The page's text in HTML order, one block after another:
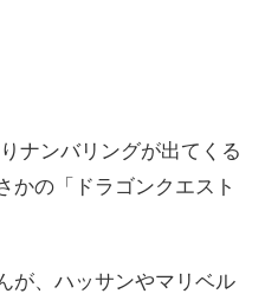
ナンバリングが出てくる
かの「ドラゴンクエスト
が、ハッサンやマリベル